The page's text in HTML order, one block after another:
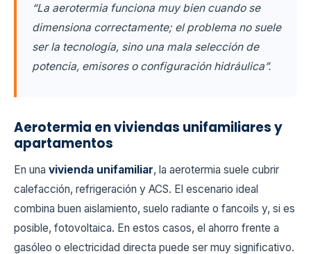
“La aerotermia funciona muy bien cuando se
dimensiona correctamente; el problema no suele
ser la tecnología, sino una mala selección de
potencia, emisores o configuración hidráulica”.
Aerotermia en viviendas unifamiliares y
apartamentos
En una vivienda unifamiliar, la aerotermia suele cubrir
calefacción, refrigeración y ACS. El escenario ideal
combina buen aislamiento, suelo radiante o fancoils y, si es
posible, fotovoltaica. En estos casos, el ahorro frente a
gasóleo o electricidad directa puede ser muy significativo.